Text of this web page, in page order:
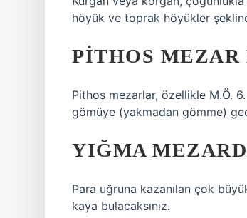
höyük ve toprak höyükler
PITHOS MEZAR
Pithos mezarlar, özellikle M.Ö.
gömüye (yakmadan gömme)
YIĞMA
Para uğruna kazanılan çok
kaya bulacaksınız.